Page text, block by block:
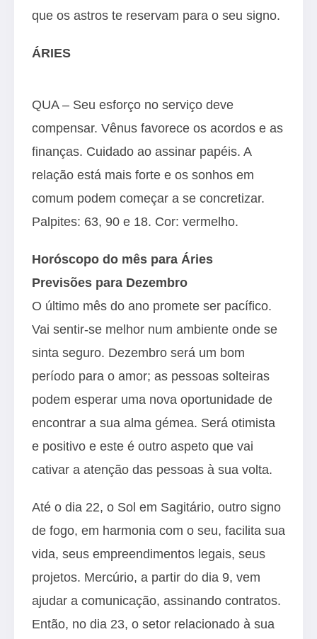
que os astros te reservam para o seu signo.
ÁRIES
QUA – Seu esforço no serviço deve
compensar. Vênus favorece os acordos e as
finanças. Cuidado ao assinar papéis. A
relação está mais forte e os sonhos em
comum podem começar a se concretizar.
Palpites: 63, 90 e 18. Cor: vermelho.
Horóscopo do mês para Áries
Previsões para Dezembro
O último mês do ano promete ser pacífico.
Vai sentir-se melhor num ambiente onde se
sinta seguro. Dezembro será um bom
período para o amor; as pessoas solteiras
podem esperar uma nova oportunidade de
encontrar a sua alma gémea. Será otimista
e positivo e este é outro aspeto que vai
cativar a atenção das pessoas à sua volta.
Até o dia 22, o Sol em Sagitário, outro signo
de fogo, em harmonia com o seu, facilita sua
vida, seus empreendimentos legais, seus
projetos. Mercúrio, a partir do dia 9, vem
ajudar a comunicação, assinando contratos.
Então, no dia 23, o setor relacionado à sua